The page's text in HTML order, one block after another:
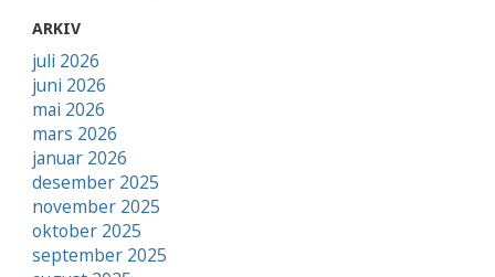
ARKIV
juli 2026
juni 2026
mai 2026
mars 2026
januar 2026
desember 2025
november 2025
oktober 2025
september 2025